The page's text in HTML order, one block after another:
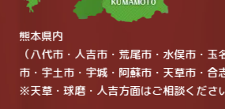
熊本県内
（八代市・人吉市・荒尾市・水俣市・玉
市・宇土市・宇城・阿蘇市・天草市・合
※天草・球磨・人吉方面はご相談くださ